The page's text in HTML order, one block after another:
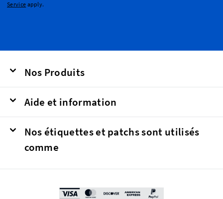
Service apply.
Nos Produits
Aide et information
Nos étiquettes et patchs sont utilisés
comme